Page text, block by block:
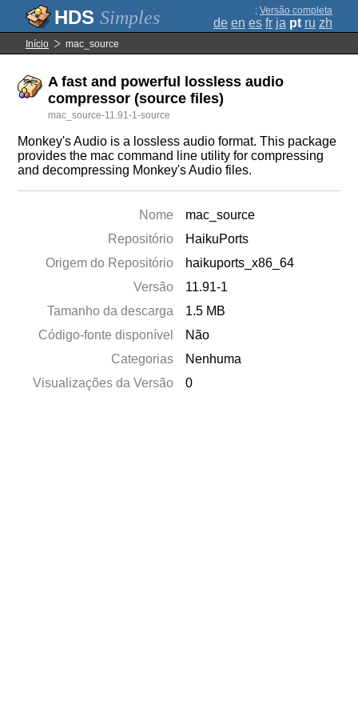
Simples ; Versão completa
de en es fr ja pt ru zh
Início mac_source
A fast and powerful lossless audio
compressor (source files)
mac_source-11.91-1-source
Monkey's Audio is a lossless audio format. This package
provides the mac command line utility for compressing
and decompressing Monkey's Audio files.
Nome
mac_source
Repositório
HaikuPorts
Origem do Repositório
haikuports_x86_64
Versão
11.91-1
Tamanho da descarga
1.5 MB
Código-fonte disponível
Não
Categorias
Nenhuma
Visualizações da Versão
0